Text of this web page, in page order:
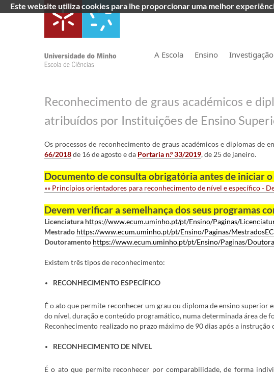
A Escola Ensino Investigação
Reconhecimento de graus académicos e
atribuídos por Instituições de Ensino
Os processos de reconhecimento de graus académicos e diplomas
66/2018de 16 de agosto e da Portaria n.º 33/2019, de 25 de janeiro.
Documento de consulta obrigatória antes de iniciar o
»» Princípios orientadores para reconhecimento de nível e específico -
Devem verificar a semelhança dos seus programas
Licenciatura https://www.ecum.uminho.pt/pt/Ensino/Paginas/
Mestrado https://www.ecum.uminho.pt/pt/Ensino/Paginas/
Doutoramento https://www.ecum.uminho.pt/pt/Ensino/Paginas/
Existem três tipos de reconhecimento:
RECONHECIMENTO ESPECÍFICO
É o ato que permite reconhecer um grau ou diploma de ensino
do nível, duração e conteúdo programático, numa determinada área de
Reconhecimento realizado no prazo máximo de 90 dias após a instrução
RECONHECIMENTO DE NÍVEL
É o ato que permite reconhecer por comparabilidade, de forma
Este website utiliza cookies para lhe proporcionar uma melhor